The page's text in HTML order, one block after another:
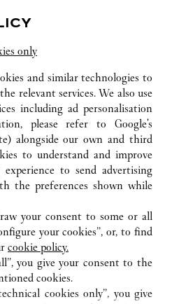
Tab
New Tab
Visit us on Pinterest
Link Opens in New Tab
Visit us on Tumblr
Link Opens in New Tab
CARTIER ÉTATS-UNIS
4444 WESTHEIMER ROAD
only
and similar technologies to
relevant services. We also use
including ad personalisation
please refer to Google's
) alongside our own and third
to understand and improve
experience to send advertising
the preferences shown while
your consent to some or all
your cookies”, or, to find
cookie policy.
you give your consent to the
cookies.
cookies only”, you give